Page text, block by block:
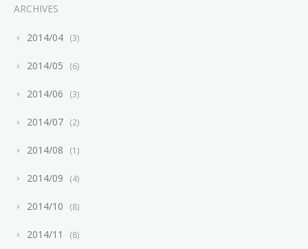
ARCHIVES
2014/04 3
2014/05 6
2014/06 3
2014/07 2
2014/08 1
2014/09 4
2014/10 8
2014/11 8